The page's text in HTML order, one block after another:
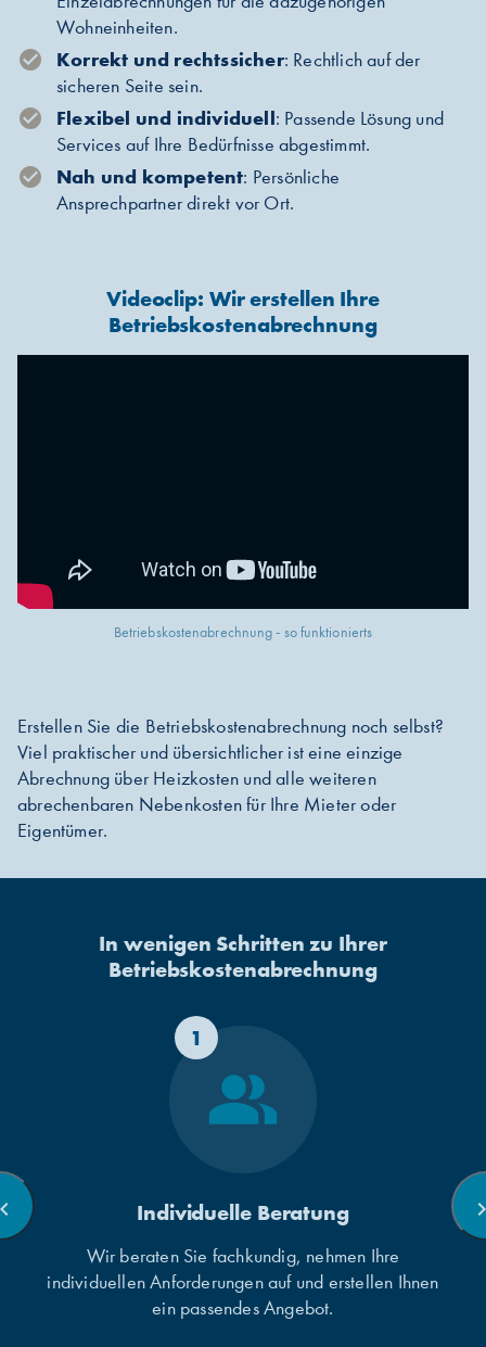
Wohneinheiten.
Korrekt und rechtssicher: Rechtlich auf der
sicheren Seite sein.
Flexibel und individuell: Passende Lösung und
Services auf Ihre Bedürfnisse abgestimmt.
Nah und kompetent: Persönliche
Ansprechpartner direkt vor Ort.
Videoclip: Wir erstellen Ihre
Betriebskostenabrechnung
Betriebskostenabrechnung - so funktionierts
Erstellen Sie die Betriebskostenabrechnung noch selbst?
Viel praktischer und übersichtlicher ist eine einzige
Abrechnung über Heizkosten und alle weiteren
abrechenbaren Nebenkosten für Ihre Mieter oder
Eigentümer.
In wenigen Schritten zu Ihrer
Betriebskostenabrechnung
1
people_alt
Individuelle Beratung
Wir beraten Sie fachkundig, nehmen Ihre
individuellen Anforderungen auf und erstellen Ihnen
ein passendes Angebot.